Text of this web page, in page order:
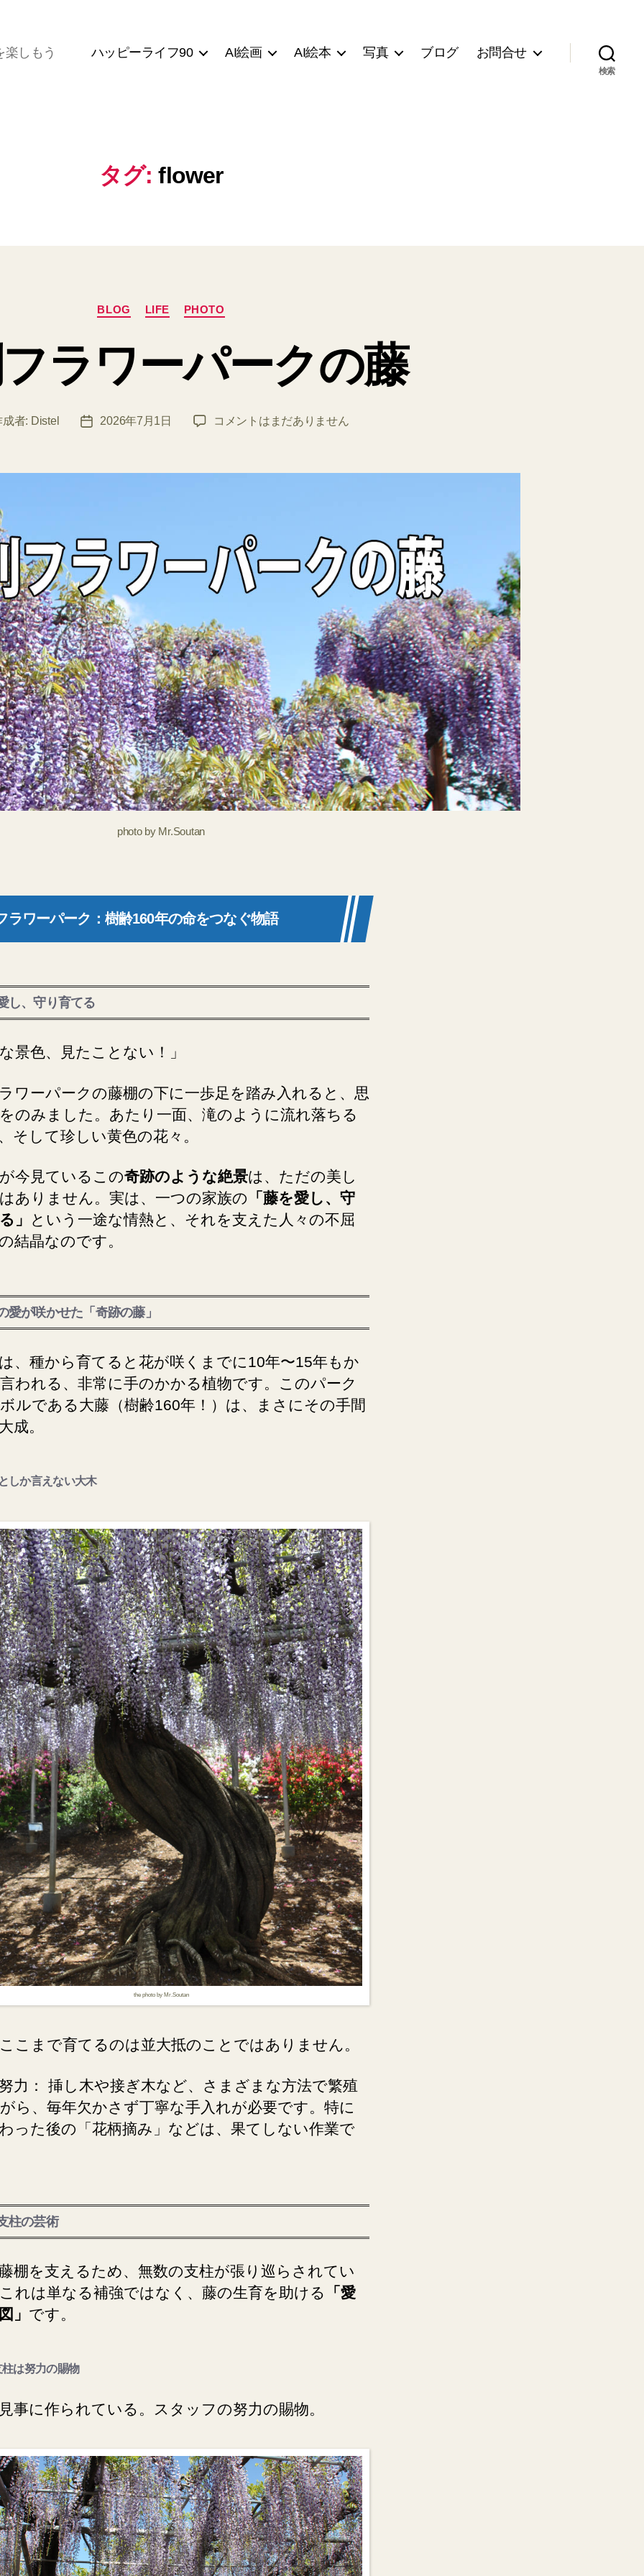
楽しもう ハッピーライフ90 AI絵画 AI絵本 写真 ブログ お問合せ
検索
タグ: flower
カ
テ
ー
BLOG LIFE PHOTO
ラワーパークの藤
成者: Distel
投
2026年7月1日
足
ラ
ク
の
藤
の
コメントはまだありません
photo by Mr.Soutan
ラワーパーク：樹齢160年の命をつなぐ物語
し、守り育てる
景色、見たことない！」
ワーパークの藤棚の下に一歩足を踏み入れると、思
のみました。あたり一面、滝のように流れ落ちる
そして珍しい黄色の花々。
今見ているこの奇跡のような絶景は、ただの美し
ありません。実は、一つの家族の 「藤を愛し、守
」
という一途な情熱と、それを支えた人々の不屈
結晶なのです。
愛が咲かせた「奇跡の藤」
、種から育てると花が咲くまでに10年〜15年もか
われる、非常に手のかかる植物です。このパーク
ルである大藤（樹齢160年！）は、まさにその手間
成。
しか言えない大木
the photo by Mr.Soutan
こまで育てるのは並大抵のことではありません。
力： 挿し木や接ぎ木など、さまざまな方法で繁殖
ら、毎年欠かさず丁寧な手入れが必要です。特に
った後の「花柄摘み」などは、果てしない作業で
柱の芸術
棚を支えるため、無数の支柱が張り巡らされてい
れは単なる補強ではなく、藤の生育を助ける
「愛
」 です。
は努力の賜物
事に作られている。スタッフの努力の賜物。